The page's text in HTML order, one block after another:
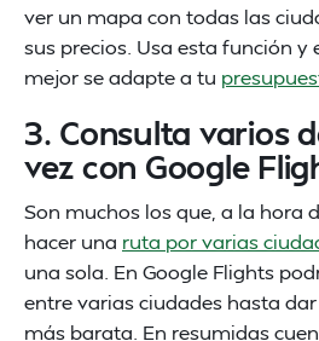
ver un mapa con todas las
sus precios. Usa esta función y
mejor se adapte a tu
3. Consulta varios
vez con Google
Son muchos los que, a la hora
hacer una ruta por varias
una sola. En Google Flights
entre varias ciudades hasta
más barata. En resumidas